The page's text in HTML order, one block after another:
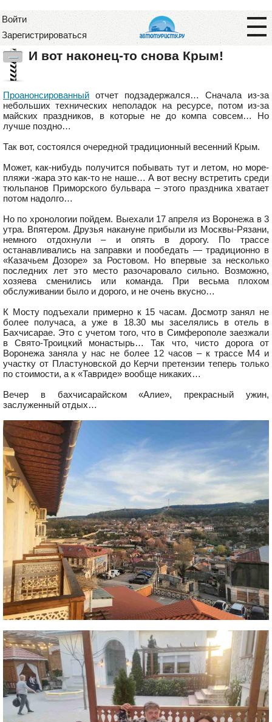
Войти
Зарегистрироваться
— И вот наконец-то снова Крым!
Проанонсированный отчет подзадержался… Сначала из-за
небольших технических неполадок на ресурсе, потом из-за
майских праздников, в которые не до компа совсем… Но
лучше поздно…
Так вот, состоялся очередной традиционный весенний Крым.
Может, как-нибудь получится побывать тут и летом, но море-
пляжи -жара это как-то не наше… А вот весну встретить среди
тюльпанов Приморского бульвара – этого праздника хватает
потом надолго…
Но по хронологии пойдем. Выехали 17 апреля из Воронежа в 3
утра. Впятером. Друзья накануне прибыли из Москвы-Рязани,
немного отдохнули – и опять в дорогу. По трассе
останавливались на заправки и пообедать — традиционно в
«Казачьем Дозоре» за Ростовом. Но впервые за несколько
последних лет это место разочаровало сильно. Возможно,
хозяева сменились или команда. При весьма плохом
обслуживании было и дорого, и не очень вкусно…
К Мосту подъехали примерно к 15 часам. Досмотр занял не
более получаса, а уже в 18.30 мы заселялись в отель в
Бахчисарае. Это с учетом того, что в Симферополе заезжали
в Свято-Троицкий монастырь… Так что, чисто дорога от
Воронежа заняла у нас не более 12 часов – к трассе М4 и
участку от Пластуновской до Керчи претензии теперь только
по стоимости, а к «Тавриде» вообще никаких…
Вечер в бахчисарайском «Алие», прекрасный ужин,
заслуженный отдых…